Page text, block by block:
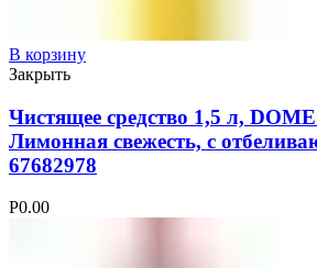
В корзину
Закрыть
Чистящее средство 1,5 л,
Лимонная свежесть, с
67682978
Р0.00